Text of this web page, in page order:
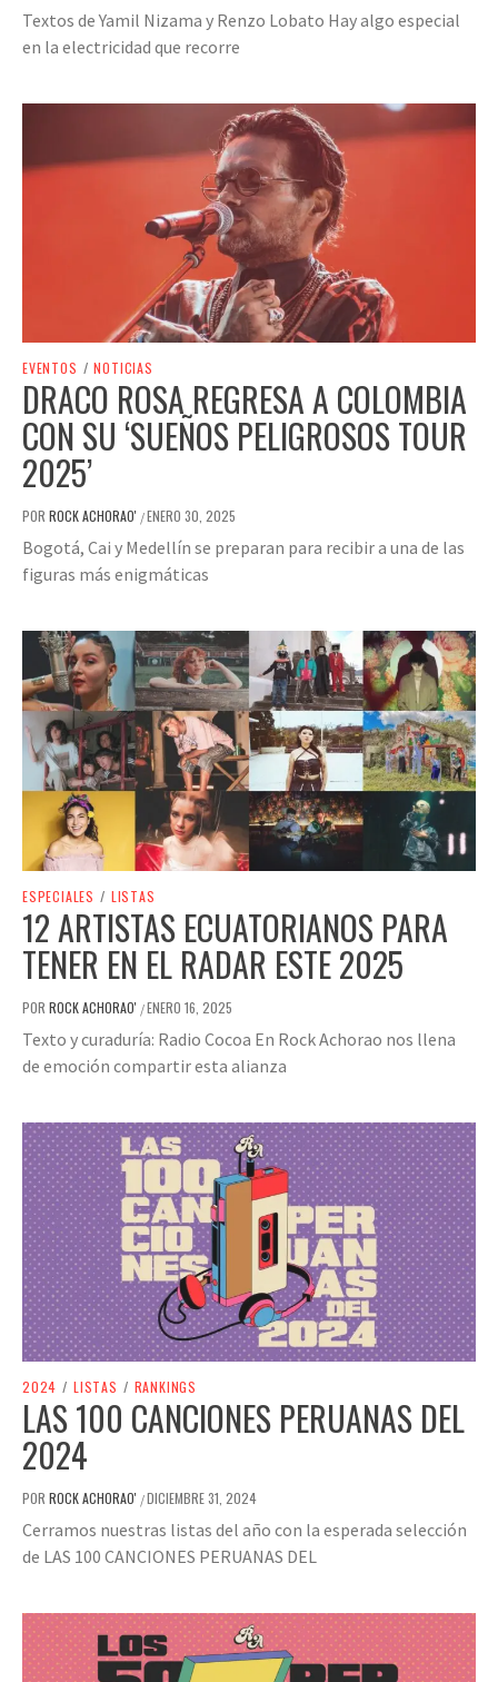
Textos de Yamil Nizama y Renzo Lobato Hay algo especial
en la electricidad que recorre
EVENTOS / NOTICIAS
DRACO ROSA REGRESA A COLOMBIA
CON SU ‘SUEÑOS PELIGROSOS TOUR
2025’
POR ROCK ACHORAO' /ENERO 30, 2025
Bogotá, Cai y Medellín se preparan para recibir a una de las
figuras más enigmáticas
ESPECIALES / LISTAS
12 ARTISTAS ECUATORIANOS PARA
TENER EN EL RADAR ESTE 2025
POR ROCK ACHORAO' /ENERO 16, 2025
Texto y curaduría: Radio Cocoa En Rock Achorao nos llena
de emoción compartir esta alianza
2024 / LISTAS / RANKINGS
LAS 100 CANCIONES PERUANAS DEL
2024
POR ROCK ACHORAO' /DICIEMBRE 31, 2024
Cerramos nuestras listas del año con la esperada selección
de LAS 100 CANCIONES PERUANAS DEL